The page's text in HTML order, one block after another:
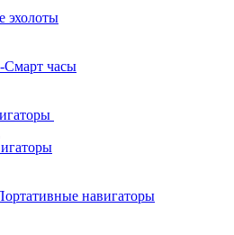
эхолоты
часы
навигаторы